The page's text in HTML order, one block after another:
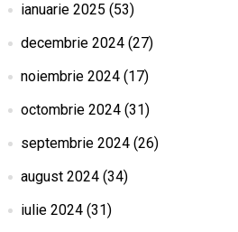
ianuarie 2025 (53)
decembrie 2024(27)
noiembrie 2024(17)
octombrie 2024(31)
septembrie 2024(26)
august 2024(34)
iulie 2024(31)